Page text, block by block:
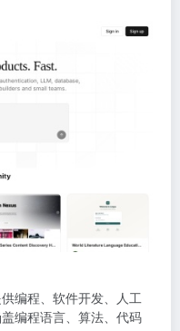
供编程、软件开发、人工
编程语言、算法、代码